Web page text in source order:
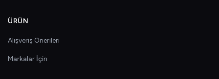
ÜRÜN
Alışveriş Önerileri
Markalar İçin